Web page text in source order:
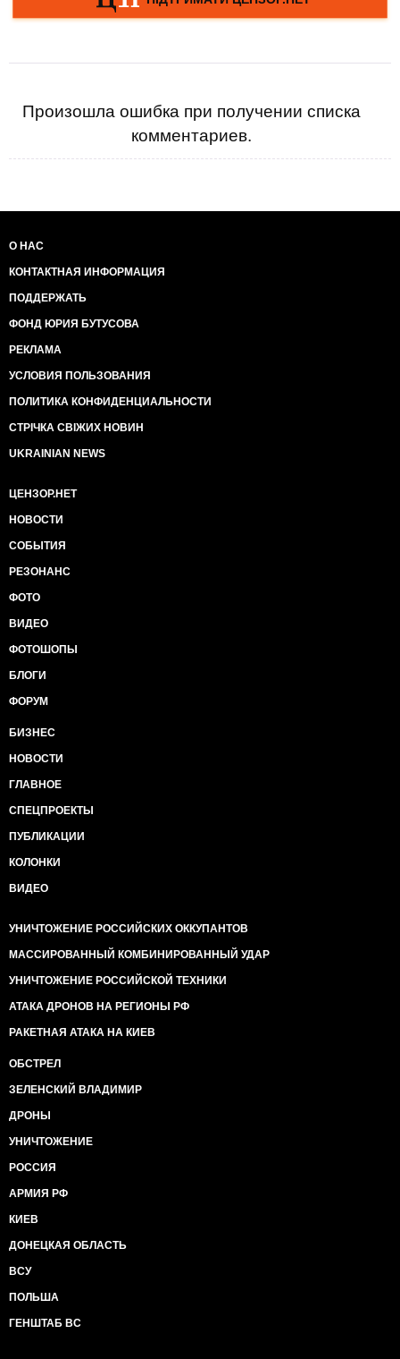
Произошла ошибка при получении списка
комментариев.
О НАС
КОНТАКТНАЯ ИНФОРМАЦИЯ
ПОДДЕРЖАТЬ
ФОНД ЮРИЯ БУТУСОВА
РЕКЛАМА
УСЛОВИЯ ПОЛЬЗОВАНИЯ
ПОЛИТИКА КОНФИДЕНЦИАЛЬНОСТИ
СТРІЧКА СВІЖИХ НОВИН
UKRAINIAN NEWS
ЦЕНЗОР.НЕТ
НОВОСТИ
СОБЫТИЯ
РЕЗОНАНС
ФОТО
ВИДЕО
ФОТОШОПЫ
БЛОГИ
ФОРУМ
БИЗНЕС
НОВОСТИ
ГЛАВНОЕ
СПЕЦПРОЕКТЫ
ПУБЛИКАЦИИ
КОЛОНКИ
ВИДЕО
УНИЧТОЖЕНИЕ РОССИЙСКИХ ОККУПАНТОВ
МАССИРОВАННЫЙ КОМБИНИРОВАННЫЙ УДАР
УНИЧТОЖЕНИЕ РОССИЙСКОЙ ТЕХНИКИ
АТАКА ДРОНОВ НА РЕГИОНЫ РФ
РАКЕТНАЯ АТАКА НА КИЕВ
ОБСТРЕЛ
ЗЕЛЕНСКИЙ ВЛАДИМИР
ДРОНЫ
УНИЧТОЖЕНИЕ
РОССИЯ
АРМИЯ РФ
КИЕВ
ДОНЕЦКАЯ ОБЛАСТЬ
ВСУ
ПОЛЬША
ГЕНШТАБ ВС